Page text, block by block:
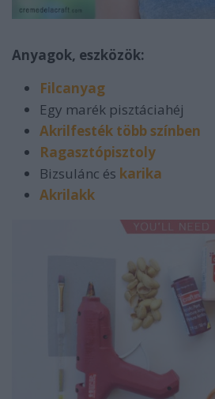
Anyagok, eszközök:
Filcanyag
Egy marék pisztáciahéj
Akrilfesték több színben
Ragasztópisztoly
Bizsulánc és karika
Akrilakk